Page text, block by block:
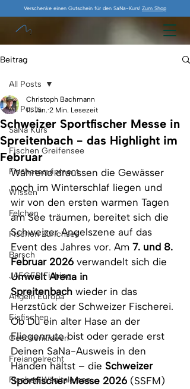
Verschenke einen Gutschein für den SaNa-Kurs! Zum Shop
Beitrag
All Posts
SaNa Kurs
Fischen Greifensee
Fischerequipment
Wissen
Felchen
Fischen Zürichsee
Barsch
JAEGER Fishing
Angeln Europa
Eisfischen
Geschenkideen
Freiangelrecht
Fischen Wägitalersee
All Posts
Schweizer Sportfischer Messe in
Spreitenbach - das Highlight im
Februar
Christoph Bachmann
11. Jan. 2 Min. Lesezeit
Während draussen die Gewässer
noch im Winterschlaf liegen und
wir von den ersten warmen Tagen
am See träumen, bereitet sich die
Schweizer Angelszene auf das
Event des Jahres vor. Am 7. und 8.
Februar 2026 verwandelt sich die
Umwelt Arena in
Spreitenbach wieder in das
Herzstück der Schweizer Fischerei.
Ob Du ein alter Hase an der
Fliegenrute bist oder gerade erst
Deinen SaNa-Ausweis in den
Händen hältst – die Schweizer
Sportfischer Messe 2026 (SSFM)